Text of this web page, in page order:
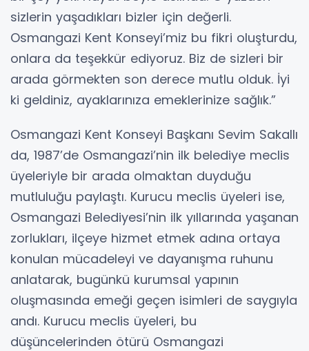
sizlerin yaşadıkları bizler için değerli.
Osmangazi Kent Konseyi’miz bu fikri oluşturdu,
onlara da teşekkür ediyoruz. Biz de sizleri bir
arada görmekten son derece mutlu olduk. İyi
ki geldiniz, ayaklarınıza emeklerinize sağlık.”
Osmangazi Kent Konseyi Başkanı Sevim Sakallı
da, 1987’de Osmangazi’nin ilk belediye meclis
üyeleriyle bir arada olmaktan duyduğu
mutluluğu paylaştı. Kurucu meclis üyeleri ise,
Osmangazi Belediyesi’nin ilk yıllarında yaşanan
zorlukları, ilçeye hizmet etmek adına ortaya
konulan mücadeleyi ve dayanışma ruhunu
anlatarak, bugünkü kurumsal yapının
oluşmasında emeği geçen isimleri de saygıyla
andı. Kurucu meclis üyeleri, bu
düşüncelerinden ötürü Osmangazi